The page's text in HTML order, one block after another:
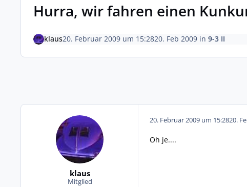
Hurra, wir fahren einen
klaus20. Februar 2009 um 15:2820. Feb 2009in 9-3 II
klaus
Mitglied
20. Februar 2009 um 15:2820.
Oh je....